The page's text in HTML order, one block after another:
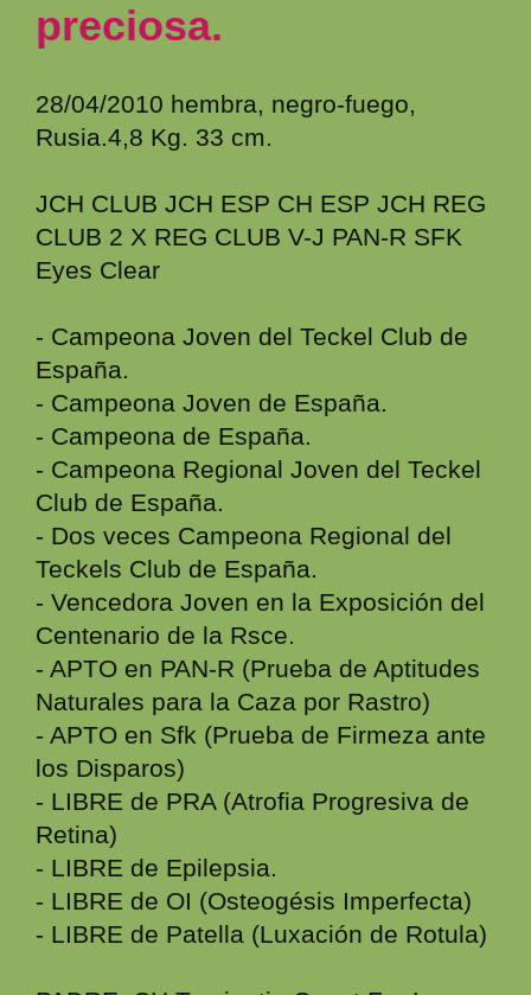
preciosa.
28/04/2010 hembra, negro-fuego,
Rusia.4,8 Kg. 33 cm.
JCH CLUB JCH ESP CH ESP JCH REG
CLUB 2 X REG CLUB V-J PAN-R SFK
Eyes Clear
- Campeona Joven del Teckel Club de
España.
- Campeona Joven de España.
- Campeona de España.
- Campeona Regional Joven del Teckel
Club de España.
- Dos veces Campeona Regional del
Teckels Club de España.
- Vencedora Joven en la Exposición del
Centenario de la Rsce.
- APTO en PAN-R (Prueba de Aptitudes
Naturales para la Caza por Rastro)
- APTO en Sfk (Prueba de Firmeza ante
los Disparos)
- LIBRE de PRA (Atrofia Progresiva de
Retina)
- LIBRE de Epilepsia.
- LIBRE de OI (Osteogésis Imperfecta)
- LIBRE de Patella (Luxación de Rotula)